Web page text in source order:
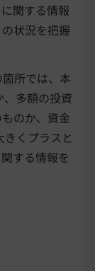
関する情報
状況を把握
所では、本
、多額の投資
のか、資金
くプラスと
する情報を